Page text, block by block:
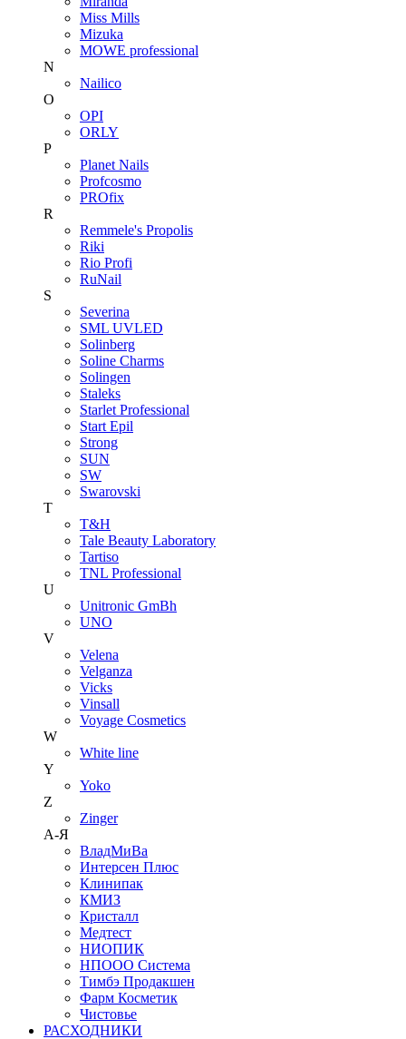
Miss Mills
Mizuka
MOWE professional
N
Nailico
O
OPI
ORLY
P
Planet Nails
Profcosmo
PROfix
R
Remmele's Propolis
Riki
Rio Profi
RuNail
S
Severina
SML UVLED
Solinberg
Soline Charms
Solingen
Staleks
Starlet Professional
Start Epil
Strong
SUN
SW
Swarovski
T
T&H
Tale Beauty Laboratory
Tartiso
TNL Professional
U
Unitroniс GmBh
UNO
V
Velena
Velganza
Vicks
Vinsall
Voyage Cosmetics
W
White line
Y
Yoko
Z
Zinger
А-Я
ВладМиВа
Интерсен Плюс
Клинипак
КМИЗ
Кристалл
Медтест
НИОПИК
НПООО Система
Тимбэ Продакшен
Фарм Косметик
Чистовье
РАСХОДНИКИ